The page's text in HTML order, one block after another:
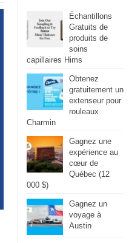
Échantillons
Gratuits de
produits de
soins
capillaires Hims
Obtenez
gratuitement un
extenseur pour
rouleaux
Charmin
Gagnez une
expérience au
cœur de
Québec (12
000 $)
Gagnez un
voyage à
Austin